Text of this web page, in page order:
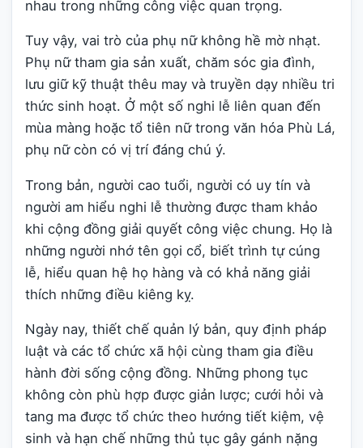
nhau trong những công việc quan trọng.
Tuy vậy, vai trò của phụ nữ không hề mờ nhạt.
Phụ nữ tham gia sản xuất, chăm sóc gia đình,
lưu giữ kỹ thuật thêu may và truyền dạy nhiều tri
thức sinh hoạt. Ở một số nghi lễ liên quan đến
mùa màng hoặc tổ tiên nữ trong văn hóa Phù Lá,
phụ nữ còn có vị trí đáng chú ý.
Trong bản, người cao tuổi, người có uy tín và
người am hiểu nghi lễ thường được tham khảo
khi cộng đồng giải quyết công việc chung. Họ là
những người nhớ tên gọi cổ, biết trình tự cúng
lễ, hiểu quan hệ họ hàng và có khả năng giải
thích những điều kiêng kỵ.
Ngày nay, thiết chế quản lý bản, quy định pháp
luật và các tổ chức xã hội cùng tham gia điều
hành đời sống cộng đồng. Những phong tục
không còn phù hợp được giản lược; cưới hỏi và
tang ma được tổ chức theo hướng tiết kiệm, vệ
sinh và hạn chế những thủ tục gây gánh nặng